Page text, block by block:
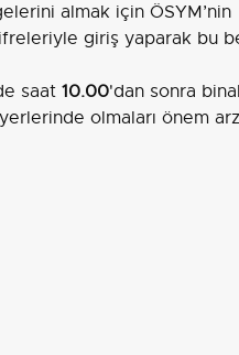
almak için ÖSYM’nin
giriş yaparak bu
saat 10.00'dan sonra
olmaları önem arz